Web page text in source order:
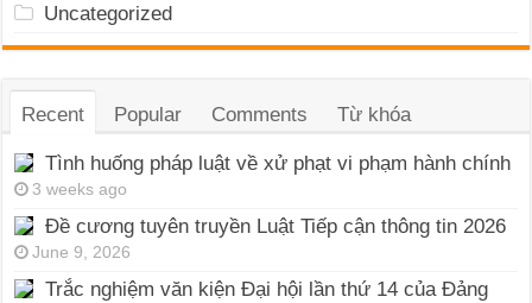
Uncategorized
Recent Popular Comments Từ khóa
Tình huống pháp luật về xử phạt vi phạm hành chính
3 weeks ago
Đề cương tuyên truyền Luật Tiếp cận thông tin 2026
June 9, 2026
Trắc nghiệm văn kiện Đại hội lần thứ 14 của Đảng